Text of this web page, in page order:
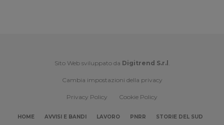
Sito Web sviluppato da Digitrend S.r.l .
Cambia impostazioni della privacy
Privacy Policy Cookie Policy
HOME AVVISI E BANDI LAVORO PNRR STORIE DEL SUD